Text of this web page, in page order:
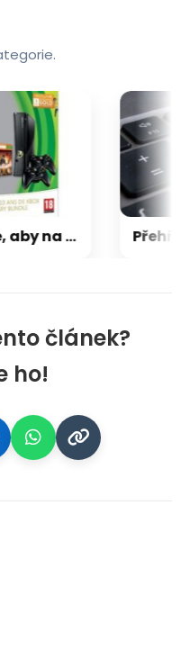
článek?
ho!
Microsoft chce, aby na Xbox Helix běhaly všechny hry, které kdy vyšly pro Xbox